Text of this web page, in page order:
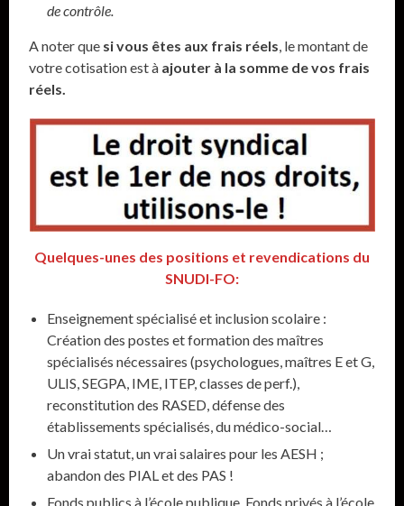
de contrôle.
A noter que si vous êtes aux frais réels , le montant de
votre cotisation est à ajouter à la somme de vos frais
réels.
Quelques-unes des positions et revendications du
SNUDI-FO:
Enseignement spécialisé et inclusion scolaire :
Création des postes et formation des maîtres
spécialisés nécessaires (psychologues, maîtres E et G,
ULIS, SEGPA, IME, ITEP, classes de perf.),
reconstitution des RASED, défense des
établissements spécialisés, du médico-social…
Un vrai statut, un vrai salaires pour les AESH ;
abandon des PIAL et des PAS !
Fonds publics à l’école publique, Fonds privés à l’école